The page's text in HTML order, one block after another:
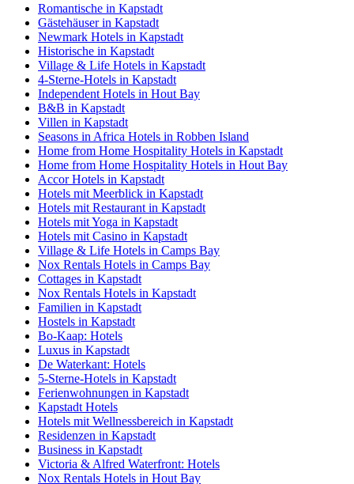
Romantische in Kapstadt
Gästehäuser in Kapstadt
Newmark Hotels in Kapstadt
Historische in Kapstadt
Village & Life Hotels in Kapstadt
4-Sterne-Hotels in Kapstadt
Independent Hotels in Hout Bay
B&B in Kapstadt
Villen in Kapstadt
Seasons in Africa Hotels in Robben Island
Home from Home Hospitality Hotels in Kapstadt
Home from Home Hospitality Hotels in Hout Bay
Accor Hotels in Kapstadt
Hotels mit Meerblick in Kapstadt
Hotels mit Restaurant in Kapstadt
Hotels mit Yoga in Kapstadt
Hotels mit Casino in Kapstadt
Village & Life Hotels in Camps Bay
Nox Rentals Hotels in Camps Bay
Cottages in Kapstadt
Nox Rentals Hotels in Kapstadt
Familien in Kapstadt
Hostels in Kapstadt
Bo-Kaap: Hotels
Luxus in Kapstadt
De Waterkant: Hotels
5-Sterne-Hotels in Kapstadt
Ferienwohnungen in Kapstadt
Kapstadt Hotels
Hotels mit Wellnessbereich in Kapstadt
Residenzen in Kapstadt
Business in Kapstadt
Victoria & Alfred Waterfront: Hotels
Nox Rentals Hotels in Hout Bay